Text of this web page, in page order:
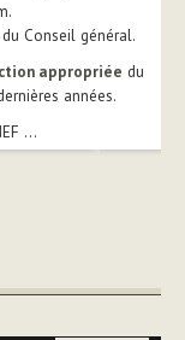
Conseil général.
appropriée du
années.
...